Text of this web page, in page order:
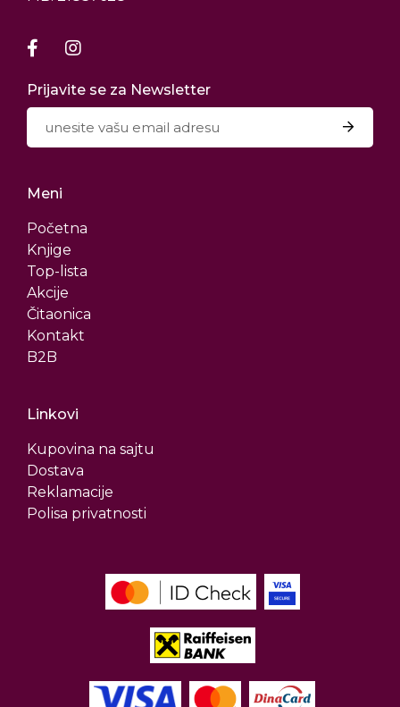
Prijavite se za Newsletter
Meni
Početna
Knjige
Top-lista
Akcije
Čitaonica
Kontakt
B2B
Linkovi
Kupovina na sajtu
Dostava
Reklamacije
Polisa privatnosti